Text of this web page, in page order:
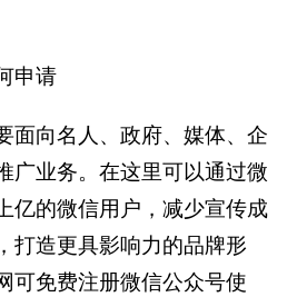
申请
面向名人、政府、媒体、企
广业务。在这里可以通过微
亿的微信用户，减少宣传成
打造更具影响力的品牌形
可免费注册微信公众号使